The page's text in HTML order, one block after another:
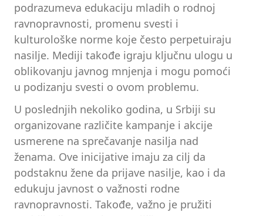
podrazumeva edukaciju mladih o rodnoj
ravnopravnosti, promenu svesti i
kulturološke norme koje često perpetuiraju
nasilje. Mediji takođe igraju ključnu ulogu u
oblikovanju javnog mnjenja i mogu pomoći
u podizanju svesti o ovom problemu.
U poslednjih nekoliko godina, u Srbiji su
organizovane različite kampanje i akcije
usmerene na sprečavanje nasilja nad
ženama. Ove inicijative imaju za cilj da
podstaknu žene da prijave nasilje, kao i da
edukuju javnost o važnosti rodne
ravnopravnosti. Takođe, važno je pružiti